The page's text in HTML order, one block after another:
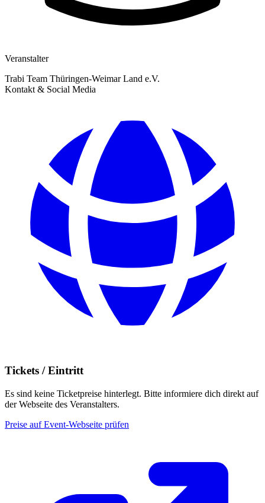
Veranstalter
Trabi Team Thüringen-Weimar Land e.V.
Kontakt & Social Media
Tickets / Eintritt
Es sind keine Ticketpreise hinterlegt. Bitte informiere dich direkt auf
der Webseite des Veranstalters.
Preise auf Event-Webseite prüfen